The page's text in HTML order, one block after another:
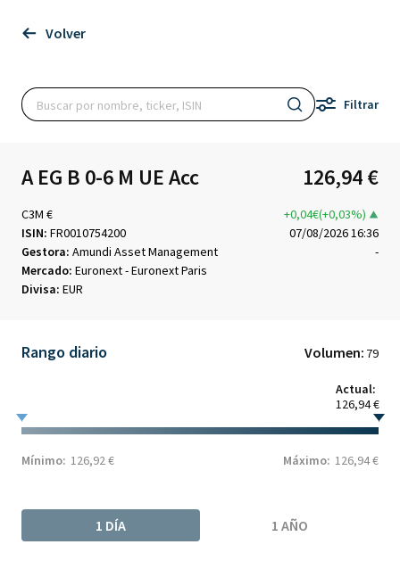
Volver
Filtrar
A EG B 0-6 M UE Acc 126,94 €
C3M €
+0,04€(+0,03%)
ISIN: FR0010754200
07/08/2026 16:36
Gestora: Amundi Asset Management
-
Mercado: Euronext - Euronext Paris
Divisa: EUR
Rango diario Volumen: 79
Actual:
126,94 €
Mínimo: 126,92 € Máximo: 126,94 €
1 DÍA 1 AÑO